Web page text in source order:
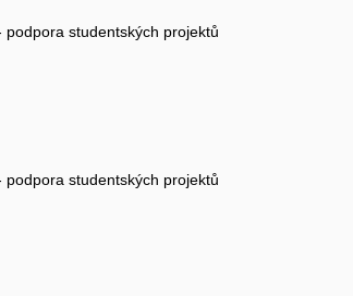
studentských projektů
studentských projektů